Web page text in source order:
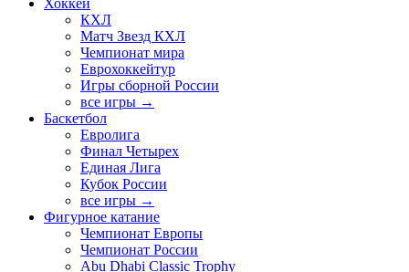
КХЛ
Матч Звезд КХЛ
Чемпионат мира
Еврохоккейтур
Игры сборной России
все игры →
Баскетбол
Евролига
Финал Четырех
Единая Лига
Кубок России
все игры →
Фигурное катание
Чемпионат Европы
Чемпионат России
Abu Dhabi Classic Trophy